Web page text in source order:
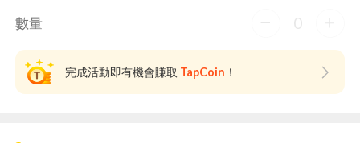
數量 0
完成活動即有機會賺取 TapCoin ！